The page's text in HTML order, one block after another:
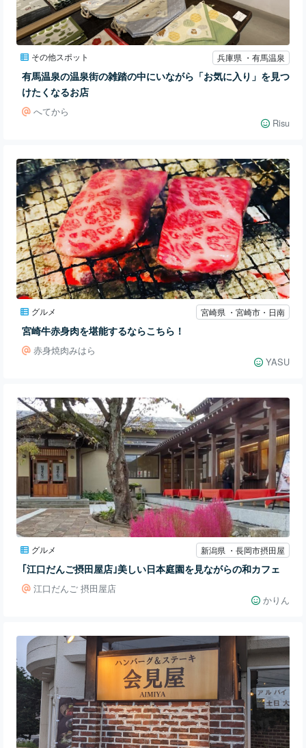
その他スポット 兵庫県 ・有馬温泉
有馬温泉の温泉街の雑踏の中にいながら「お気に入り」を見つ
けたくなるお店
へてから
Risu
グルメ 宮崎県 ・宮崎市・日南
宮崎牛赤身肉を堪能するならこちら！
赤身焼肉みはら
YASU
グルメ 新潟県 ・長岡市摂田屋
｢江口だんご摂田屋店｣美しい日本庭園を見ながらの和カフェ
江口だんご 摂田屋店
かりん